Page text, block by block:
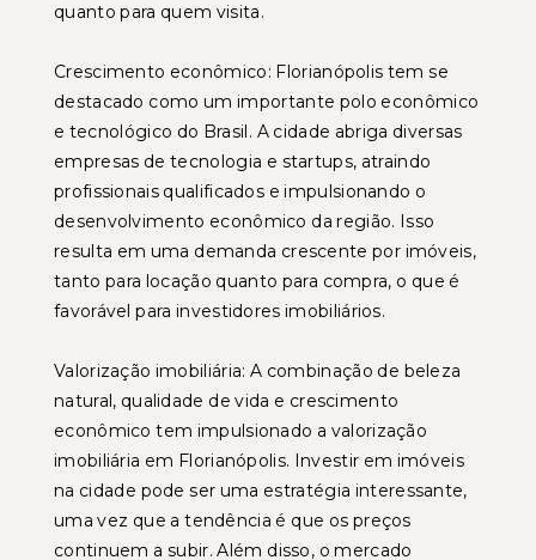
quanto para quem visita.
Crescimento econômico: Florianópolis tem se
destacado como um importante polo econômico
e tecnológico do Brasil. A cidade abriga diversas
empresas de tecnologia e startups, atraindo
profissionais qualificados e impulsionando o
desenvolvimento econômico da região. Isso
resulta em uma demanda crescente por imóveis,
tanto para locação quanto para compra, o que é
favorável para investidores imobiliários.
Valorização imobiliária: A combinação de beleza
natural, qualidade de vida e crescimento
econômico tem impulsionado a valorização
imobiliária em Florianópolis. Investir em imóveis
na cidade pode ser uma estratégia interessante,
uma vez que a tendência é que os preços
continuem a subir. Além disso, o mercado